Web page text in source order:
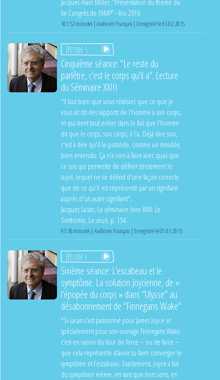
Xe Congrès de l’AMP” - Rio 2016.
101:52 minutes | Audio en Français | Enregistré le 03.02.2015
Épisode 5
Cinquième séance: "Le reste du
parlêtre, c'est le corps qu'il a". Lecture
du Séminaire XXIII
"Il faut bien que vous réalisiez que ce que je
vous ait dit des rapports de l'homme à son corps,
et qui tient tout entier dans le fait que l'homme
dit que le corps, son corps, il l'a. Déjà dire son,
c'est à dire qu'il le possède, comme un meuble,
bien entendu. Ça n'a rien à faire avec quoi que
ce soit qui permette de définir strictement le
sujet, lequel ne se définit d'une façon correcte
que de ce qu'il est représenté par un signifiant
auprès d'un autre signifiant".
Jacques Lacan, Le séminaire livre XXIII: Le
Sinthome, Le seuil, p. 154.
93:38 minutes | Audio en Français | Enregistré le 05.03.2015
Épisode 6
Sixième séance: L’escabeau et le
symptôme. La solution Joycienne, de «
l’épopée du corps » dans "Ulysse" au
désabonnement de "Finnegans Wake"
"Si Lacan s’est passionné pour James Joyce et
spécialement pour son ouvrage Finnegans Wake,
c’est en raison du tour de force – ou de farce –
que cela représente d’avoir su faire converger le
symptôme et l’escabeau. Exactement, Joyce a fait
du symptôme même, en tant que hors sens, en